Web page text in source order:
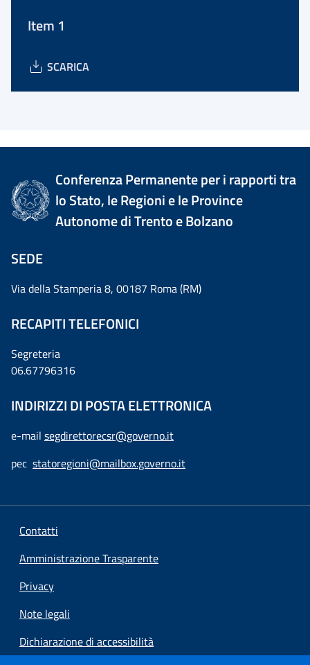
Item 1
SCARICA
Conferenza Permanente per i rapporti tra
lo Stato, le Regioni e le Province
Autonome di Trento e Bolzano
SEDE
Via della Stamperia 8, 00187 Roma (RM)
RECAPITI TELEFONICI
Segreteria
06.67796316
INDIRIZZI DI POSTA ELETTRONICA
e-mail segdirettorecsr@governo.it
pec statoregioni@mailbox.governo.it
Contatti
Amministrazione Trasparente
Privacy
Note legali
Dichiarazione di accessibilità